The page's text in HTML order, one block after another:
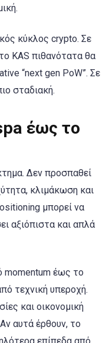
κύκλος crypto. Σε
KAS πιθανότατα θα
“next gen PoW”. Σε
σταδιακή.
έως το
Δεν προσπαθεί
κλιμάκωση και
μπορεί να
αξιόπιστα και απλά
momentum έως το
τεχνική υπεροχή.
και οικονομική
αυτά έρθουν, το